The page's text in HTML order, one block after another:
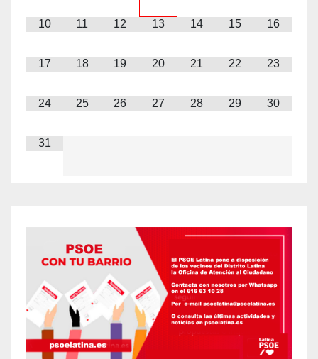
10 11 12 13 14 15 16
17 18 19 20 21 22 23
24 25 26 27 28 29 30
31